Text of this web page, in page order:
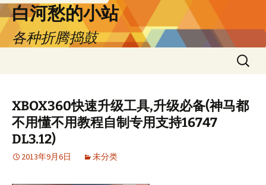
跳
至
正
文
白河愁的小站
各种折腾捣鼓
搜
索：
XBOX360快速升级工具,升级必备(神马都
不用懂不用教程自制专用支持16747
DL3.12)
2013年9月6日 未分类